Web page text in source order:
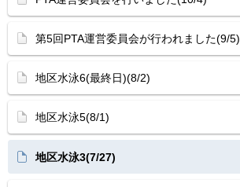
第5回PTA運営委員会が行われました(9/5)
地区水泳6(最終日)(8/2)
地区水泳5(8/1)
地区水泳3(7/27)